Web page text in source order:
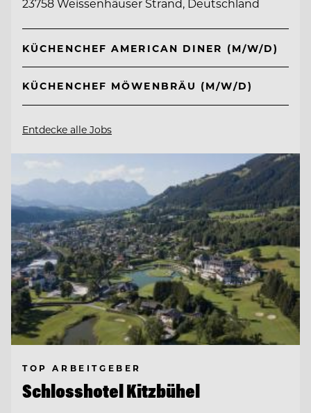
23758 Weissenhäuser Strand, Deutschland
KÜCHENCHEF AMERICAN DINER (M/W/D)
KÜCHENCHEF MÖWENBRÄU (M/W/D)
Entdecke alle Jobs
TOP ARBEITGEBER
Schlosshotel Kitzbühel